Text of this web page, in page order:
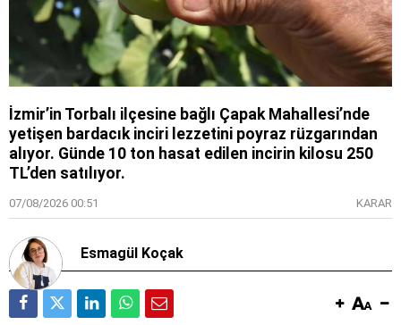
İzmir’in Torbalı ilçesine bağlı Çapak Mahallesi’nde
yetişen bardacık inciri lezzetini poyraz rüzgarından
alıyor. Günde 10 ton hasat edilen incirin kilosu 250
TL’den satılıyor.
07/08/2026 00:51 KARAR
Esmagül Koçak